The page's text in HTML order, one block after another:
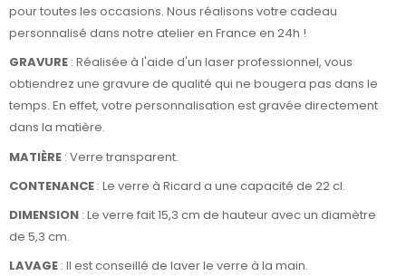
pour toutes les occasions. Nous réalisons votre cadeau
personnalisé dans notre atelier en France en 24h !
GRAVURE : Réalisée à l'aide d'un laser professionnel, vous
obtiendrez une gravure de qualité qui ne bougera pas dans le
temps. En effet, votre personnalisation est gravée directement
dans la matière.
MATIÈRE : Verre transparent.
CONTENANCE : Le verre à Ricard a une capacité de 22 cl.
DIMENSION : Le verre fait 15,3 cm de hauteur avec un diamètre
de 5,3 cm.
LAVAGE : Il est conseillé de laver le verre à la main.